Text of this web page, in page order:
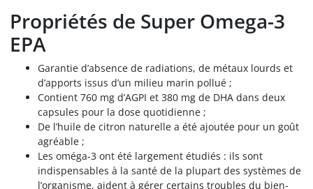
Propriétés de Super Omega-3
EPA
Garantie d’absence de radiations, de métaux lourds et
d’apports issus d’un milieu marin pollué ;
Contient 760 mg d’AGPI et 380 mg de DHA dans deux
capsules pour la dose quotidienne ;
De l’huile de citron naturelle a été ajoutée pour un goût
agréable ;
Les oméga-3 ont été largement étudiés : ils sont
indispensables à la santé de la plupart des systèmes de
l’organisme, aident à gérer certains troubles du bien-